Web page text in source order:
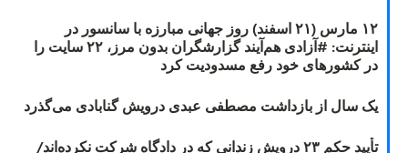
۱۲ مارس (۲۱ اسفند) روز جهانی مبارزه با سانسور در
اینترنت: #آزادی هم‌آیند گزارشگران‌ بدون مرز، ۲۲ سایت را
در کشورهای خود رفع مسدودیت کرد
یک سال از بازداشت مصطفی عبدی درویش گنابادی می‌گذرد
تأیید حکم ۲۳ درویش زندانی که در دادگاه شرکت نکرده‌اند/